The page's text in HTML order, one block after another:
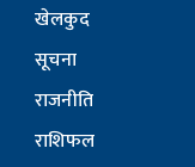
खेलकुद
सूचना
राजनीति
राशिफल